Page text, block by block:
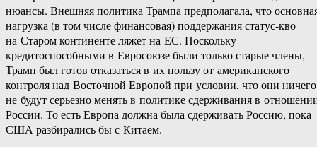
нюансы. Внешняя политика Трампа предполагала, что
нагрузка (в том числе финансовая) поддержания статус-кво
на Старом континенте ляжет на ЕС. Поскольку
кредитоспособными в Евросоюзе были только старые члены,
Трамп был готов отказаться в их пользу от американского
контроля над Восточной Европой при условии, что они ничего
не будут серьезно менять в политике сдерживания в
России. То есть Европа должна была сдерживать Россию, пока
США разбирались бы с Китаем.